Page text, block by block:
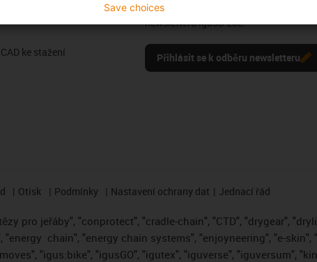
ke stažení
Buďte v obraze a zaregistrujte se k
newsletteru igus® zde.
Přihlásit se k odběru newsletteru
Otisk Podmínky Nastavení ochrany dat Jednací řád
pro jeřáby", "conprotect", "cradle-chain", "CTD", "drygear",
"energy chain", "energy chain systems", "enjoyneering", "e-skin",
"igus:bike", "igusGO", "igutex", "iguverse", "iguversum",
Save choices